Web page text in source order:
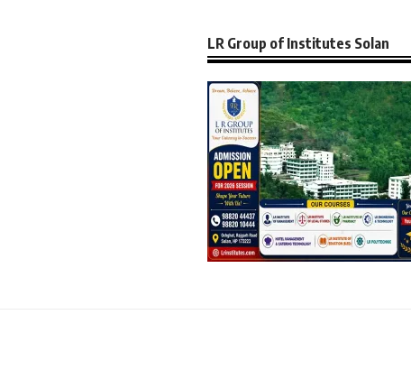
LR Group of Institutes Solan